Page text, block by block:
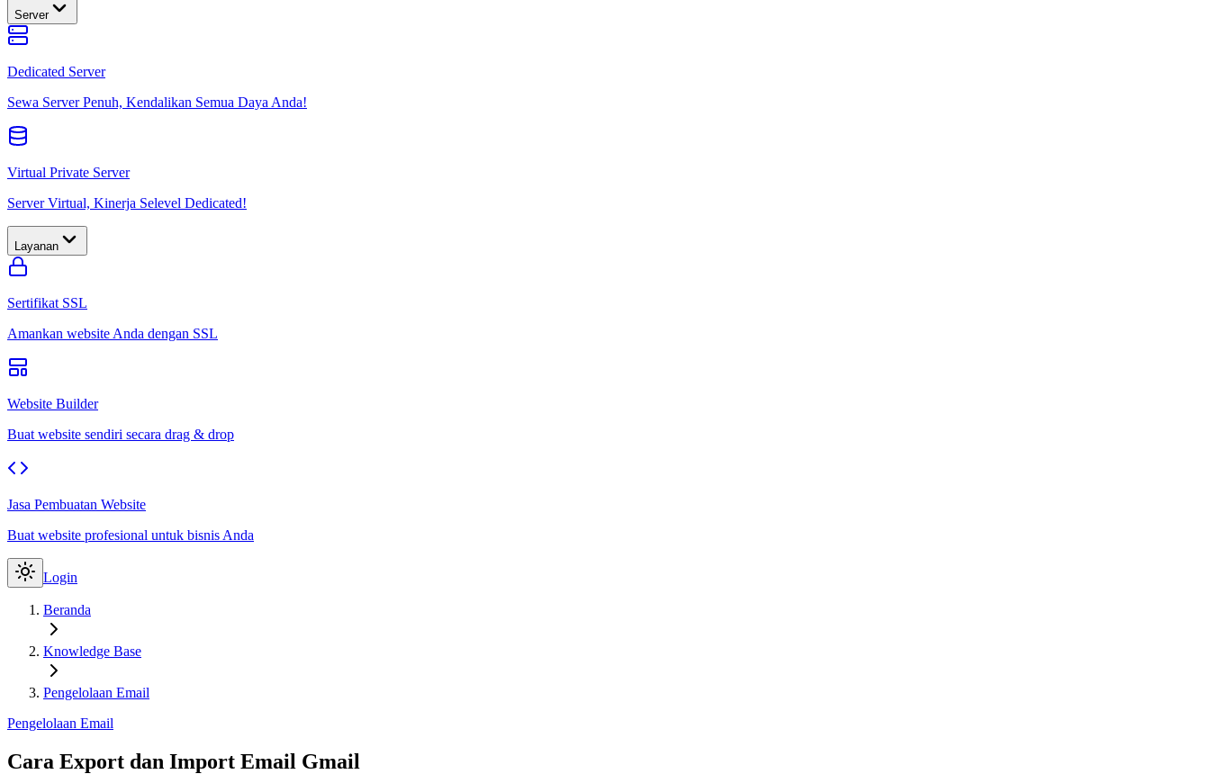
Server
Dedicated Server
Sewa Server Penuh, Kendalikan Semua Daya Anda!
Virtual Private Server
Server Virtual, Kinerja Selevel Dedicated!
Layanan
Sertifikat SSL
Amankan website Anda dengan SSL
Website Builder
Buat website sendiri secara drag & drop
Jasa Pembuatan Website
Buat website profesional untuk bisnis Anda
Login
Beranda
Knowledge Base
Pengelolaan Email
Pengelolaan Email
Cara Export dan Import Email Gmail